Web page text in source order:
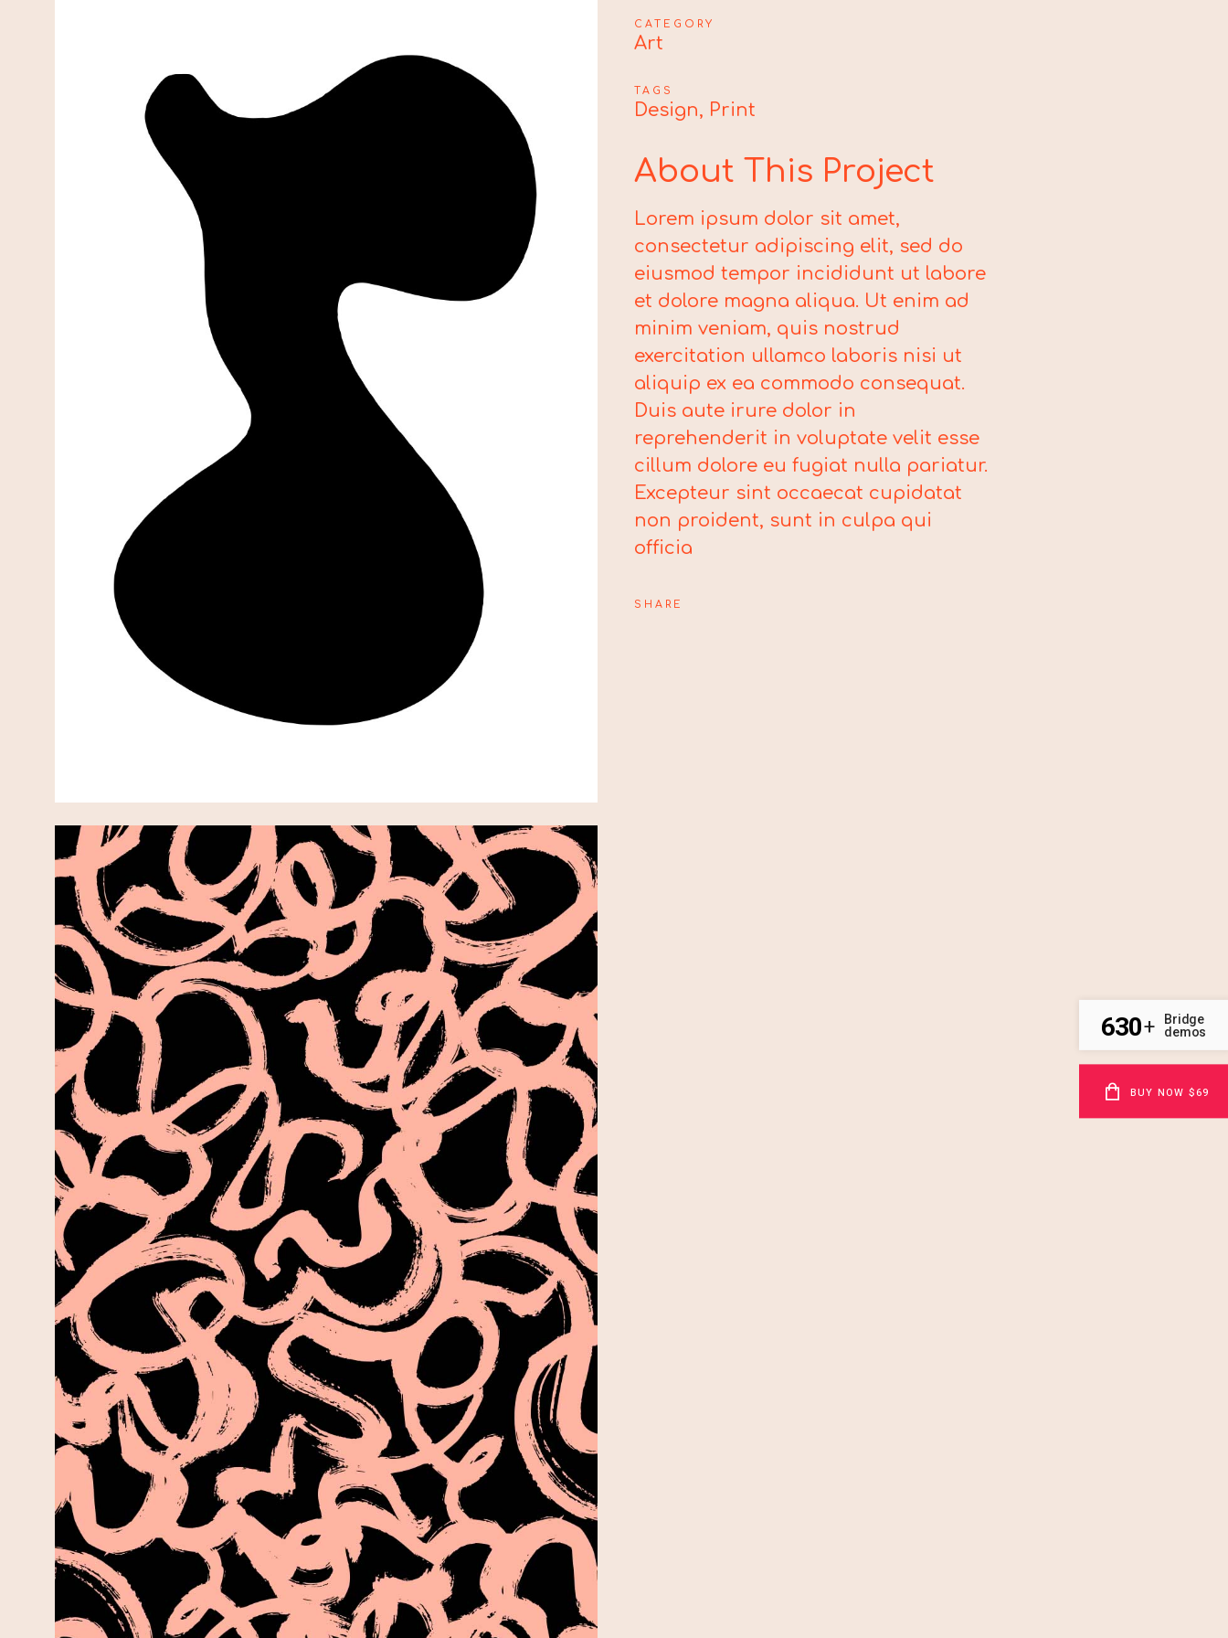
CATEGORY
Art
TAGS
Design, Print
About This Project
Lorem ipsum dolor sit amet,
consectetur adipiscing elit, sed do
eiusmod tempor incididunt ut labore
et dolore magna aliqua. Ut enim ad
minim veniam, quis nostrud
exercitation ullamco laboris nisi ut
aliquip ex ea commodo consequat.
Duis aute irure dolor in
reprehenderit in voluptate velit esse
cillum dolore eu fugiat nulla pariatur.
Excepteur sint occaecat cupidatat
non proident, sunt in culpa qui
officia
SHARE
630+
Bridge
demos
BUY NOW $69